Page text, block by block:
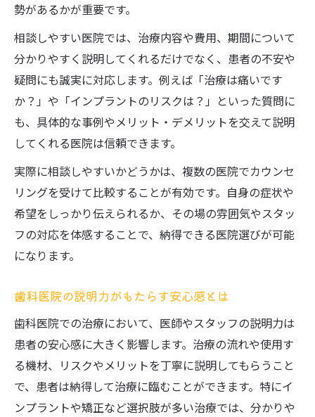
勢があるかが重要です。
相談しやすい医院では、治療内容や費用、期間について
分かりやすく説明してくれるだけでなく、患者の不安や
疑問にも誠実に対応します。例えば「治療は痛いです
か？」や「インプラントのリスクは？」といった質問に
も、具体的な事例やメリット・デメリットを交えて説明
してくれる医院は信頼できます。
実際に相談しやすいかどうかは、複数の医院でカウンセ
リングを受けて比較することが有効です。自身の症状や
希望をしっかり伝えられるか、その場の雰囲気やスタッ
フの対応を体感することで、納得できる医院選びが可能
になります。
歯科医院の説明力がもたらす安心感とは
歯科医院での治療において、医師やスタッフの説明力は
患者の安心感に大きく影響します。治療の流れや使用す
る機材、リスクやメリットを丁寧に説明してもらうこと
で、患者は納得して治療に臨むことができます。特にイ
ンプラントや矯正など選択肢が多い治療では、分かりや